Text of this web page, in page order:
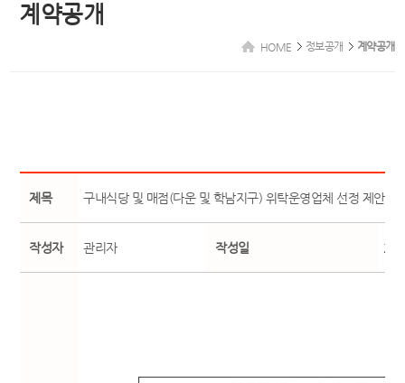
계약공개
HOME 정보공개 계약공개
제목 구내식당 및 매점(다운 및 학남지구) 위탁운영업체 선정 제안서
작성자 관리자 작성일 25-